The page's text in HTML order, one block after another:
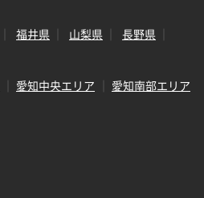
福井県 山梨県
長野県
愛知中央エリア
愛知南部エリア